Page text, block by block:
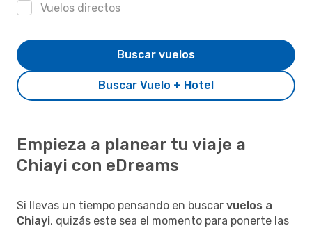
Vuelos directos
Buscar Vuelo + Hotel
Buscar vuelos
Empieza a planear tu viaje a
Chiayi con eDreams
Si llevas un tiempo pensando en buscar vuelos a
Chiayi, quizás este sea el momento para ponerte las